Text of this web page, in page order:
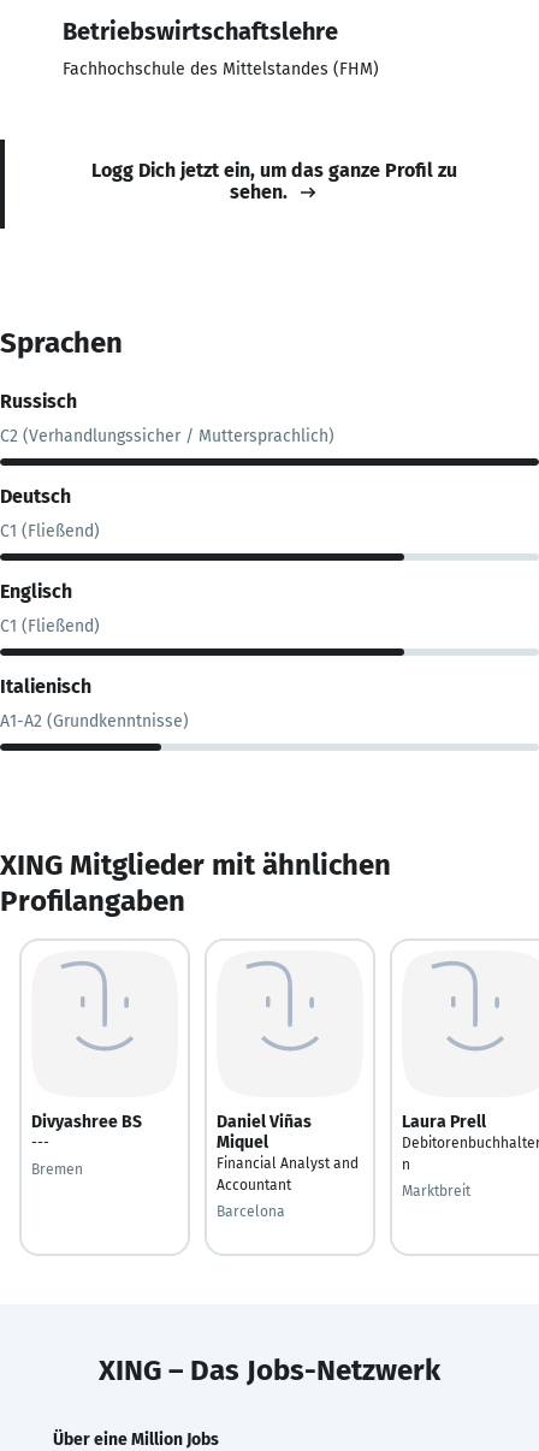
Betriebswirtschaftslehre
Fachhochschule des Mittelstandes (FHM)
Logg Dich jetzt ein, um das ganze Profil zu
sehen.
Sprachen
Russisch
C2 (Verhandlungssicher / Muttersprachlich)
Deutsch
C1 (Fließend)
Englisch
C1 (Fließend)
Italienisch
A1-A2 (Grundkenntnisse)
XING Mitglieder mit ähnlichen
Profilangaben
Divyashree BS
---
Bremen
Daniel Viñas
Miquel
Financial Analyst and
Accountant
Barcelona
Laura Prell
n
Marktbreit
XING – Das Jobs-Netzwerk
Über eine Million Jobs